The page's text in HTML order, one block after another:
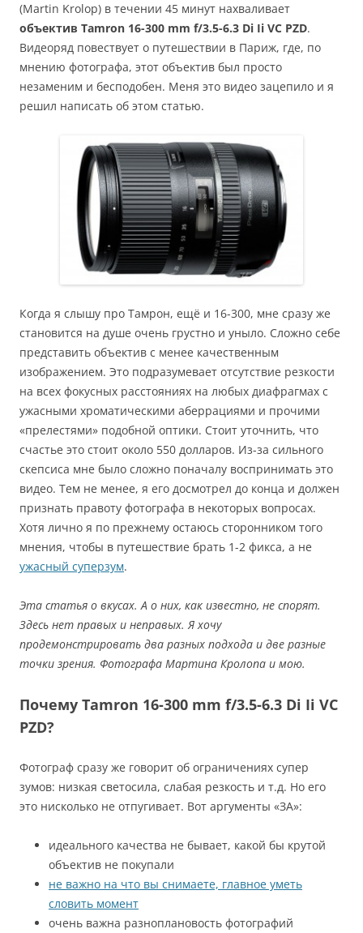
(Martin Krolop) в течении 45 минут нахваливает
объектив Tamron 16-300 mm f/3.5-6.3 Di Ii VC PZD.
Видеоряд повествует о путешествии в Париж, где, по
мнению фотографа, этот объектив был просто
незаменим и бесподобен. Меня это видео зацепило и я
решил написать об этом статью.
Когда я слышу про Тамрон, ещё и 16-300, мне сразу же
становится на душе очень грустно и уныло. Сложно себе
представить объектив с менее качественным
изображением. Это подразумевает отсутствие резкости
на всех фокусных расстояниях на любых диафрагмах с
ужасными хроматическими аберрациями и прочими
«прелестями» подобной оптики. Стоит уточнить, что
счастье это стоит около 550 долларов. Из-за сильного
скепсиса мне было сложно поначалу воспринимать это
видео. Тем не менее, я его досмотрел до конца и должен
признать правоту фотографа в некоторых вопросах.
Хотя лично я по прежнему остаюсь сторонником того
мнения, чтобы в путешествие брать 1-2 фикса, а не
ужасный суперзум.
Эта статья о вкусах. А о них, как известно, не спорят.
Здесь нет правых и неправых. Я хочу
продемонстрировать два разных подхода и две разные
точки зрения. Фотографа Мартина Кролопа и мою.
Почему Tamron 16-300 mm f/3.5-6.3 Di Ii VC
PZD?
Фотограф сразу же говорит об ограничениях супер
зумов: низкая светосила, слабая резкость и т.д. Но его
это нисколько не отпугивает. Вот аргументы «ЗА»:
идеального качества не бывает, какой бы крутой
объектив не покупали
не важно на что вы снимаете, главное уметь
словить момент
очень важна разноплановость фотографий